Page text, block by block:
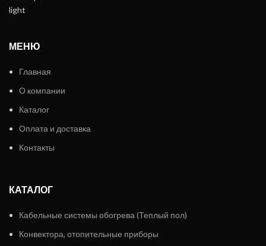
МЕНЮ
Главная
О компании
Каталог
Оплата и доставка
Контакты
КАТАЛОГ
Кабельные системы обогрева (Теплый пол)
Конвектора, отопительные приборы